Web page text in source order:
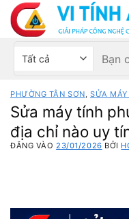
Bỏ
qua
nội
dungChọn
sản
phẩm
Tìm
kiếm:
PHƯỜNG TÂN SƠN SỬA
Sửa máy tính
địa chỉ nào uy
ĐĂNG VÀO23/01/2026 BỞI